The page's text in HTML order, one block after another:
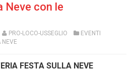
Neve con le
PRO-LOCO-USSEGLIO
EVENTI
NEVE
FESTA SULLA NEVE